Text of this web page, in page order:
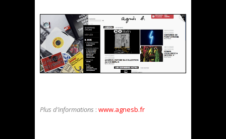
Plus d’informations : www.agnesb.fr